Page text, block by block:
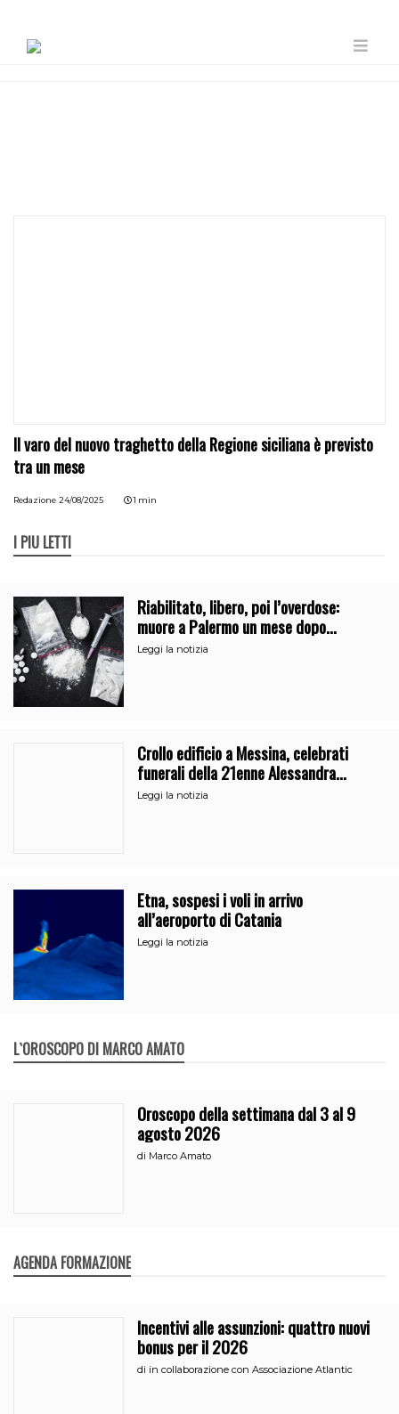
Il varo del nuovo traghetto della Regione siciliana è previsto
tra un mese
Redazione 24/08/2025 1 min
I PIÙ LETTI
Riabilitato, libero, poi l’overdose:
muore a Palermo un mese dopo
l’uscita dalla comunità
Leggi la notizia
Crollo edificio a Messina, celebrati
funerali della 21enne Alessandra
Frazzica
Leggi la notizia
Etna, sospesi i voli in arrivo
all’aeroporto di Catania
Leggi la notizia
L`OROSCOPO DI MARCO AMATO
Oroscopo della settimana dal 3 al 9
agosto 2026
di Marco Amato
AGENDA FORMAZIONE
Incentivi alle assunzioni: quattro nuovi
bonus per il 2026
di in collaborazione con Associazione Atlantic